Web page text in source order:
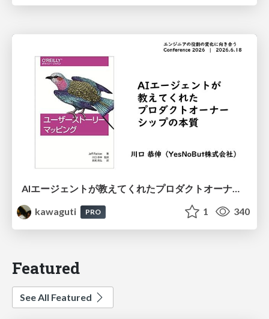
AIエージェントが教えてくれたプロダクトオーナーシップの本質
kawaguti
PRO 1 340
Featured
See All Featured